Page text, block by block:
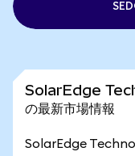
SolarEdge
の最新市場情報
SolarEdge